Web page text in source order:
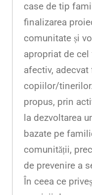
case de tip
finalizarea
comunitate și
apropriat de
afectiv,
copiilor/
propus, prin
la dezvoltarea
bazate pe
comunității,
de prevenire a
În ceea ce